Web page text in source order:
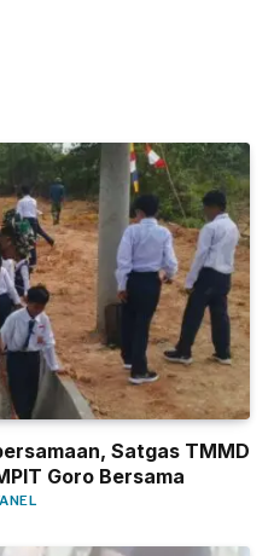
Satgas TMMD
Goro Bersama